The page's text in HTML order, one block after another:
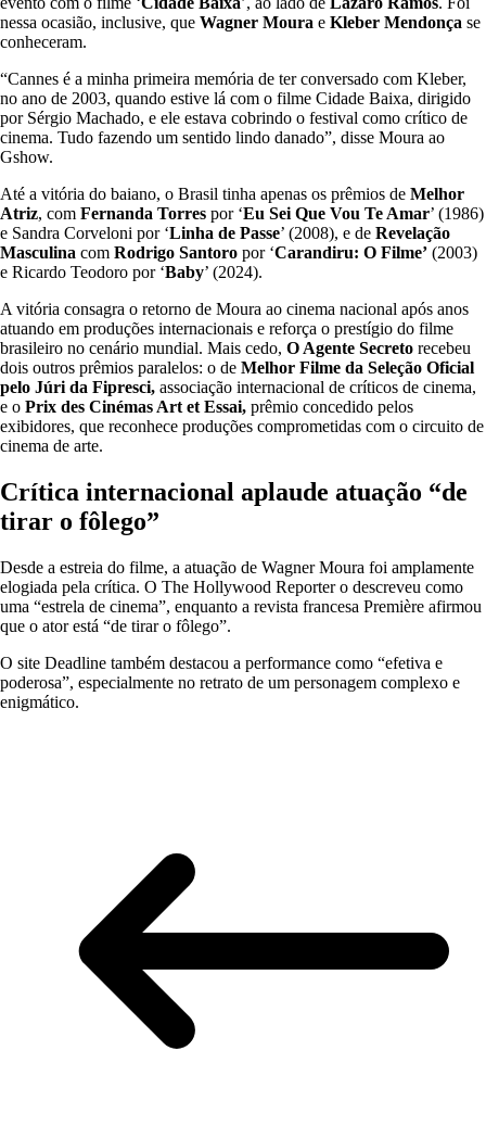
nessa ocasião, inclusive, que Wagner Moura e Kleber Mendonça se
conheceram.
“Cannes é a minha primeira memória de ter conversado com Kleber,
no ano de 2003, quando estive lá com o filme Cidade Baixa, dirigido
por Sérgio Machado, e ele estava cobrindo o festival como crítico de
cinema. Tudo fazendo um sentido lindo danado”, disse Moura ao
Gshow.
Até a vitória do baiano, o Brasil tinha apenas os prêmios de Melhor
Atriz, com Fernanda Torres por ‘Eu Sei Que Vou Te Amar’ (1986)
e Sandra Corveloni por ‘Linha de Passe’ (2008), e de Revelação
Masculina com Rodrigo Santoro por ‘Carandiru: O Filme’ (2003)
e Ricardo Teodoro por ‘Baby’ (2024).
A vitória consagra o retorno de Moura ao cinema nacional após anos
atuando em produções internacionais e reforça o prestígio do filme
brasileiro no cenário mundial. Mais cedo, O Agente Secreto recebeu
dois outros prêmios paralelos: o de Melhor Filme da Seleção Oficial
pelo Júri da Fipresci, associação internacional de críticos de cinema,
e o Prix des Cinémas Art et Essai, prêmio concedido pelos
exibidores, que reconhece produções comprometidas com o circuito de
cinema de arte.
Crítica internacional aplaude atuação “de
tirar o fôlego”
Desde a estreia do filme, a atuação de Wagner Moura foi amplamente
elogiada pela crítica. O The Hollywood Reporter o descreveu como
uma “estrela de cinema”, enquanto a revista francesa Première afirmou
que o ator está “de tirar o fôlego”.
O site Deadline também destacou a performance como “efetiva e
poderosa”, especialmente no retrato de um personagem complexo e
enigmático.